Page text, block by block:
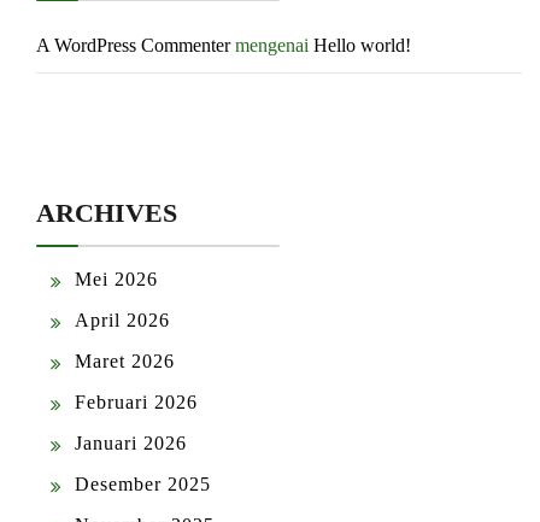
A WordPress Commentermengenai Hello world!
ARCHIVES
Mei 2026
April 2026
Maret 2026
Februari 2026
Januari 2026
Desember 2025